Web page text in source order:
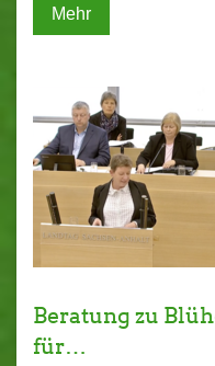
Mehr
Beratung zu
für…